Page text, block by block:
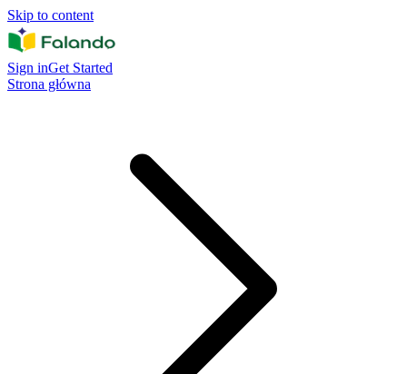
Skip to content
Sign inGet Started
Strona główna